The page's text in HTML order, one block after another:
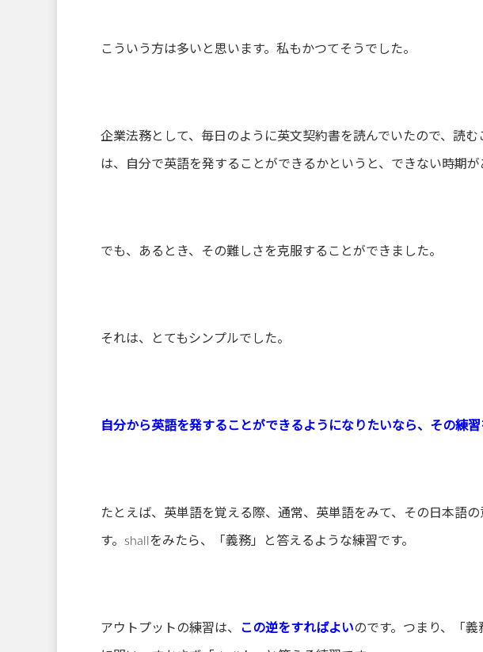
こういう方は多いと思います。私もかつてそうでした。
企業法務として、毎日のように英文契約書を読んでいたので、読
は、自分で英語を発することができるかというと、できない時期が
でも、あるとき、その難しさを克服することができました。
それは、とてもシンプルでした。
自分から英語を発することができるようになりたいなら、その練
たとえば、英単語を覚える際、通常、英単語をみて、その日本語
す。shallをみたら、「義務」と答えるような練習です。
アウトプットの練習は、 この逆をすればよいのです。つまり、「